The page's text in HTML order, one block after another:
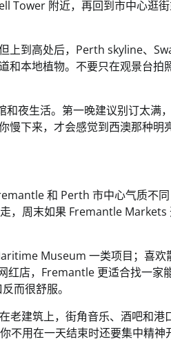
Tower 附近，再回到市中心逛
到高处后，Perth skyline、
本地植物。不要只在观景台拍
夜生活。第一晚建议别订太满
下来，才会感觉到西澳那种明
和 Perth 市中心气质不
，周末如果 Fremantle Markets
Museum 一类项目；喜欢
店，Fremantle 更适合找一家
而很舒服。
建筑上，街角音乐、酒吧和港
用在一天结束时还要集中精神